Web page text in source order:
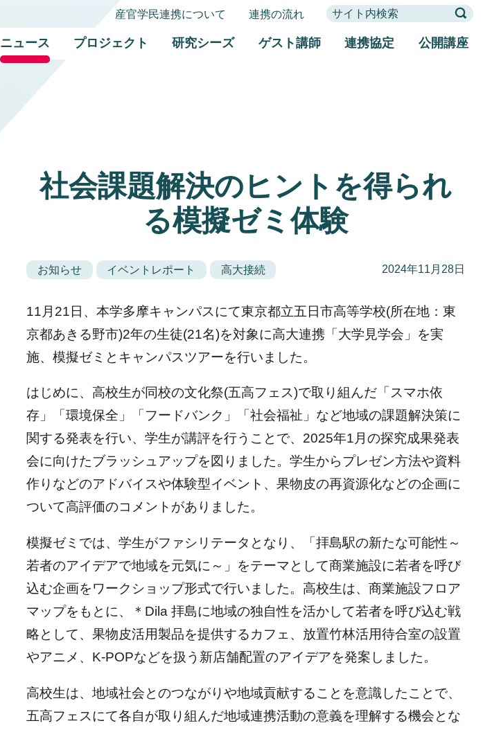
産官学民連携について 連携の流れ
ニュース プロジェクト 研究シーズ ゲスト講師 連携協定 公開講座
社会課題解決のヒントを得られ
る模擬ゼミ体験
2024年11月28日
お知らせ イベントレポート 高大接続
11月21日、本学多摩キャンパスにて東京都立五日市高等学校(所在地：東
京都あきる野市)2年の生徒(21名)を対象に高大連携「大学見学会」を実
施、模擬ゼミとキャンパスツアーを行いました。
はじめに、高校生が同校の文化祭(五高フェス)で取り組んだ「スマホ依
存」「環境保全」「フードバンク」「社会福祉」など地域の課題解決策に
関する発表を行い、学生が講評を行うことで、2025年1月の探究成果発表
会に向けたブラッシュアップを図りました。学生からプレゼン方法や資料
作りなどのアドバイスや体験型イベント、果物皮の再資源化などの企画に
ついて高評価のコメントがありました。
模擬ゼミでは、学生がファシリテータとなり、「拝島駅の新たな可能性～
若者のアイデアで地域を元気に～」をテーマとして商業施設に若者を呼び
込む企画をワークショップ形式で行いました。高校生は、商業施設フロア
マップをもとに、＊Dila 拝島に地域の独自性を活かして若者を呼び込む戦
略として、果物皮活用製品を提供するカフェ、放置竹林活用待合室の設置
やアニメ、K-POPなどを扱う新店舗配置のアイデアを発案しました。
高校生は、地域社会とのつながりや地域貢献することを意識したことで、
五高フェスにて各自が取り組んだ地域連携活動の意義を理解する機会とな